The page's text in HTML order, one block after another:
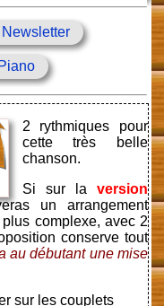
2 rythmiques pour
cette très belle
chanson.
Si sur laversion
un arrangement
complexe, avec 2
conserve tout
au débutant une mise
sur les couplets